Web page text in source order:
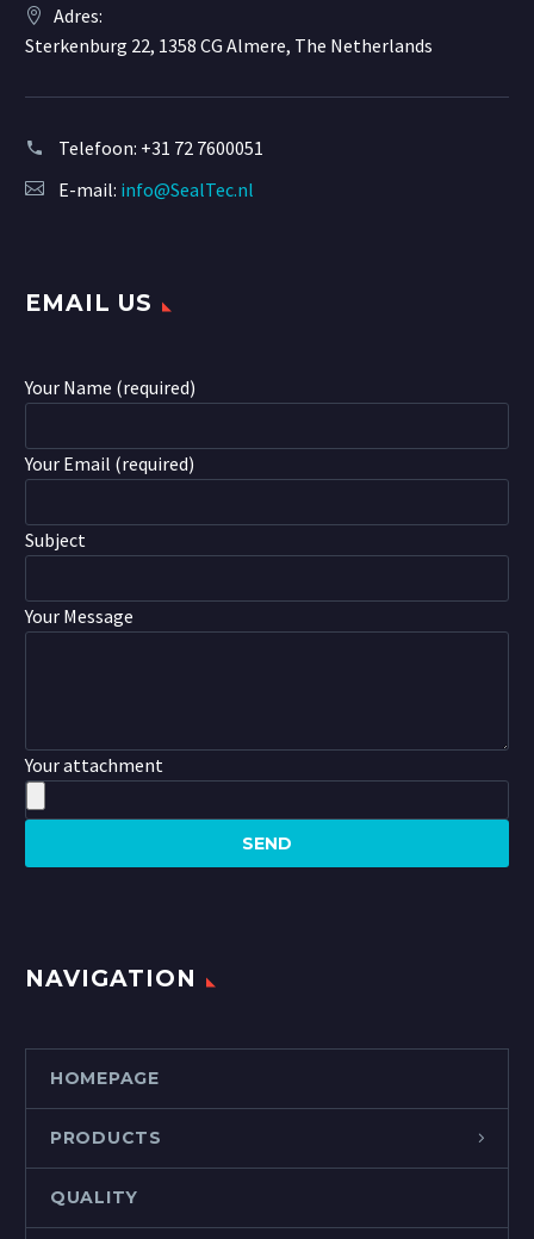
Adres:
Sterkenburg 22, 1358 CG Almere, The Netherlands
Telefoon: +31 72 7600051
E-mail: info@SealTec.nl
EMAIL US
Your Name (required)
Your Email (required)
Subject
Your Message
Your attachment
NAVIGATION
HOMEPAGE
PRODUCTS
QUALITY